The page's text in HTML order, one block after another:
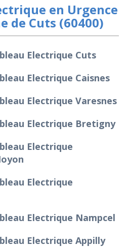
en Urgence
de Cuts (60400)
Electrique Cuts
Electrique Caisnes
Electrique Varesnes
Electrique Bretigny
Electrique
Electrique
Electrique Nampcel
Electrique Appilly